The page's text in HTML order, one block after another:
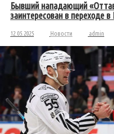
Бывший нападающий
заинтересован в переходе
12.05.2025 Новости admin